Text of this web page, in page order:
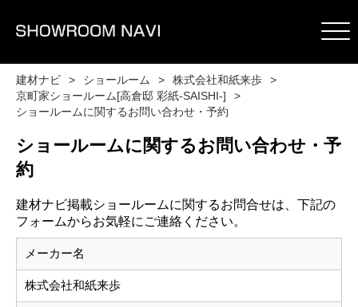
建材ナビ ショールーム
株式会社和紙来歩
京町家ショールーム[高倉邸 彩紙-SAISHI-]
ショールームに関するお問い合わせ・予約
ショールームに関するお問い合わせ・予
約
建材ナビ掲載ショールームに関するお問合せは、下記の
フォームからお気軽にご連絡ください。
メーカー名
株式会社和紙来歩